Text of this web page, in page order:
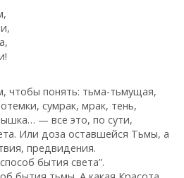
чтобы понять: тьма-тьмущая,
сумрак, мрак, тень,
— все это, по сути,
Или доза оставшейся Тьмы, а
предвидения.
бытия света”.